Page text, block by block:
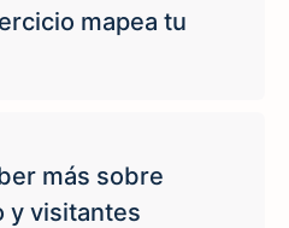
mapea tu
más sobre
y visitantes